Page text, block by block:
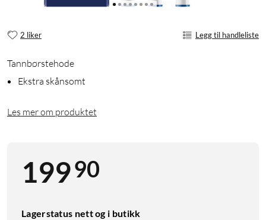
2 liker Legg til handleliste
Tannbørstehode
Ekstra skånsomt
Les mer om produktet
19990
Lagerstatus nett og i butikk